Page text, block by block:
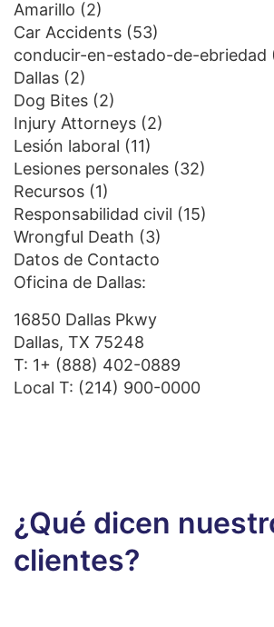
Amarillo (2)
Car Accidents (53)
conducir-en-estado-de-ebriedad
Dallas (2)
Dog Bites (2)
Injury Attorneys (2)
Lesión laboral (11)
Lesiones personales (32)
Recursos (1)
Responsabilidad civil (15)
Wrongful Death (3)
Datos de Contacto
Oficina de Dallas:
16850 Dallas Pkwy
Dallas, TX 75248
T: 1+ (888) 402-0889
Local T: (214) 900-0000
¿Qué dicen
clientes?